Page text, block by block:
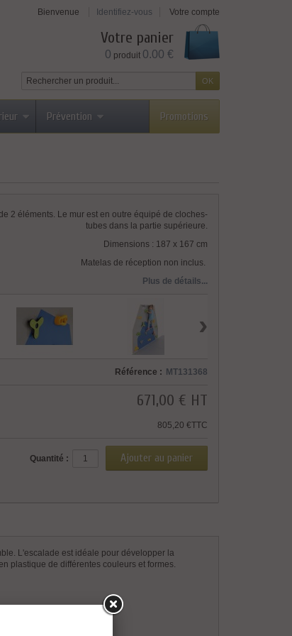
Bienvenue Identifiez-vous Votre compte
Votre panier
0 produit 0.00 €
Promotions
Prévention
2 éléments. Le mur est en outre équipé de cloches-
tubes dans la partie supérieure.
Dimensions : 187 x 167 cm
Matelas de réception non inclus.
Plus de détails...
›
Référence : MT131368
671,00 € HT
805,20 €TTC
Quantité :
L'escalade est idéale pour développer la
plastique de différentes couleurs et formes.